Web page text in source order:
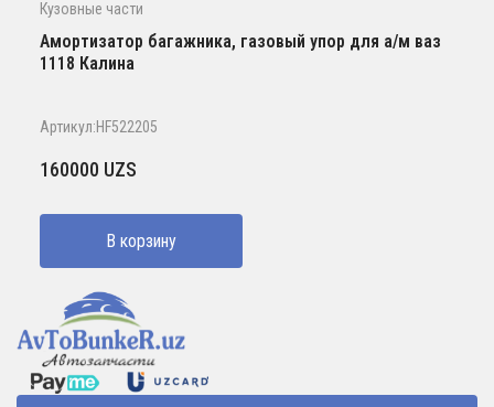
Кузовные части
Амортизатор багажника, газовый упор для а/м ваз
1118 Калина
Артикул:HF522205
160000 UZS
В корзину